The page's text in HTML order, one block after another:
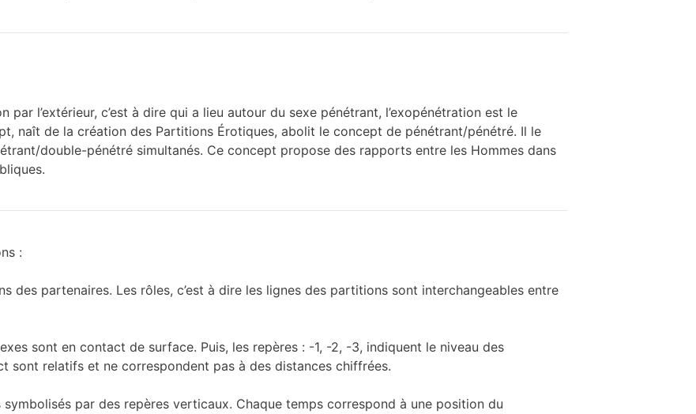
par l’extérieur, c’est à dire qui a lieu autour du sexe pénétrant, l’exopénétration est le
naît de la création des Partitions Érotiques, abolit le concept de pénétrant/pénétré. Il le
double-pénétré simultanés. Ce concept propose des rapports entre les Hommes dans
:
des partenaires. Les rôles, c’est à dire les lignes des partitions sont interchangeables entre
sont en contact de surface. Puis, les repères : -1, -2, -3, indiquent le niveau des
sont relatifs et ne correspondent pas à des distances chiffrées.
par des repères verticaux. Chaque temps correspond à une position du